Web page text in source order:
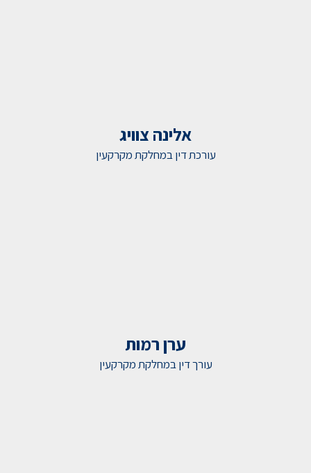
אלינה צוויג
עורכת דין במחלקת מקרקעין
ערן רמות
עורך דין במחלקת מקרקעין